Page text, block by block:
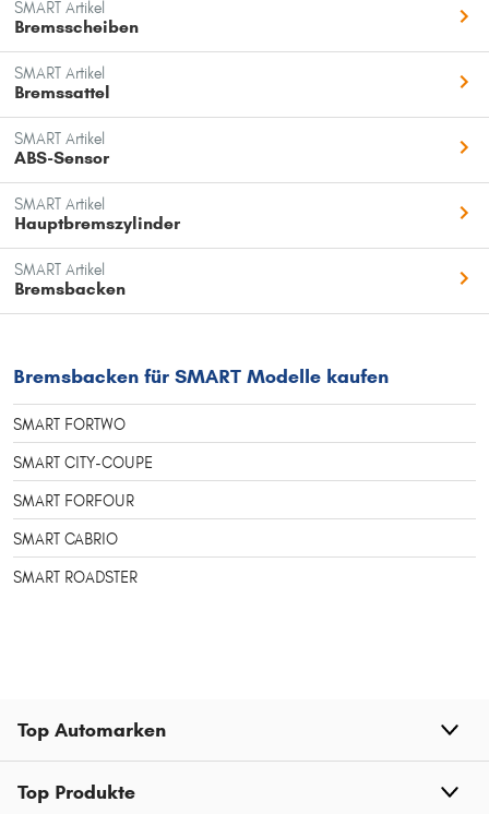
SMART Artikel
Bremsscheiben
SMART Artikel
Bremssattel
SMART Artikel
ABS-Sensor
SMART Artikel
Hauptbremszylinder
SMART Artikel
Bremsbacken
Bremsbacken für SMART Modelle kaufen
SMART FORTWO
SMART CITY-COUPE
SMART FORFOUR
SMART CABRIO
SMART ROADSTER
Top Automarken
Top Produkte